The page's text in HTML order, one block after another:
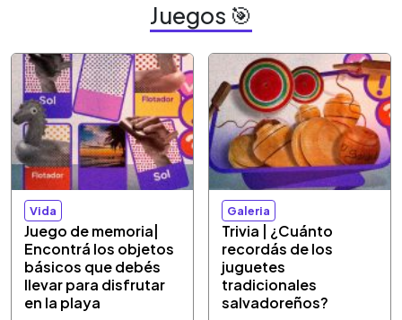
Juegos 🎯
Vida
Juego de memoria|
Encontrá los objetos
básicos que debés
llevar para disfrutar
en la playa
Galeria
Trivia | ¿Cuánto
recordás de los
juguetes
tradicionales
salvadoreños?